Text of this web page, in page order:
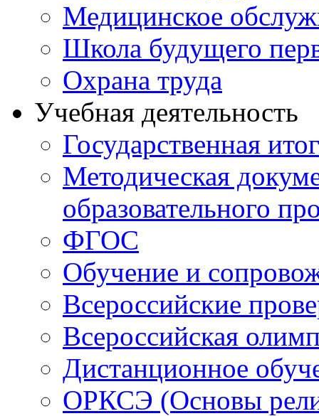
Медицинское
Школа будущего
Охрана труда
Учебная деятельность
Государственная
Методическая
образовательного
ФГОС
Обучение и
Всероссийские
Всероссийская
Дистанционное
ОРКСЭ (Основы